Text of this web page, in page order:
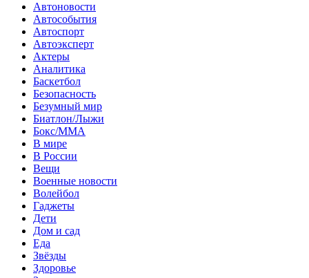
Автоновости
Автособытия
Автоспорт
Автоэксперт
Актеры
Аналитика
Баскетбол
Безопасность
Безумный мир
Биатлон/Лыжи
Бокс/MMA
В мире
В России
Вещи
Военные новости
Волейбол
Гаджеты
Дети
Дом и сад
Еда
Звёзды
Здоровье